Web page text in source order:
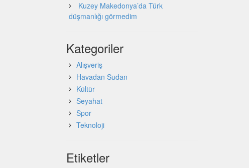
Kuzey Makedonya’da Türk
düşmanlığı görmedim
Kategoriler
Alışveriş
Havadan Sudan
Kültür
Seyahat
Spor
Teknoloji
Etiketler